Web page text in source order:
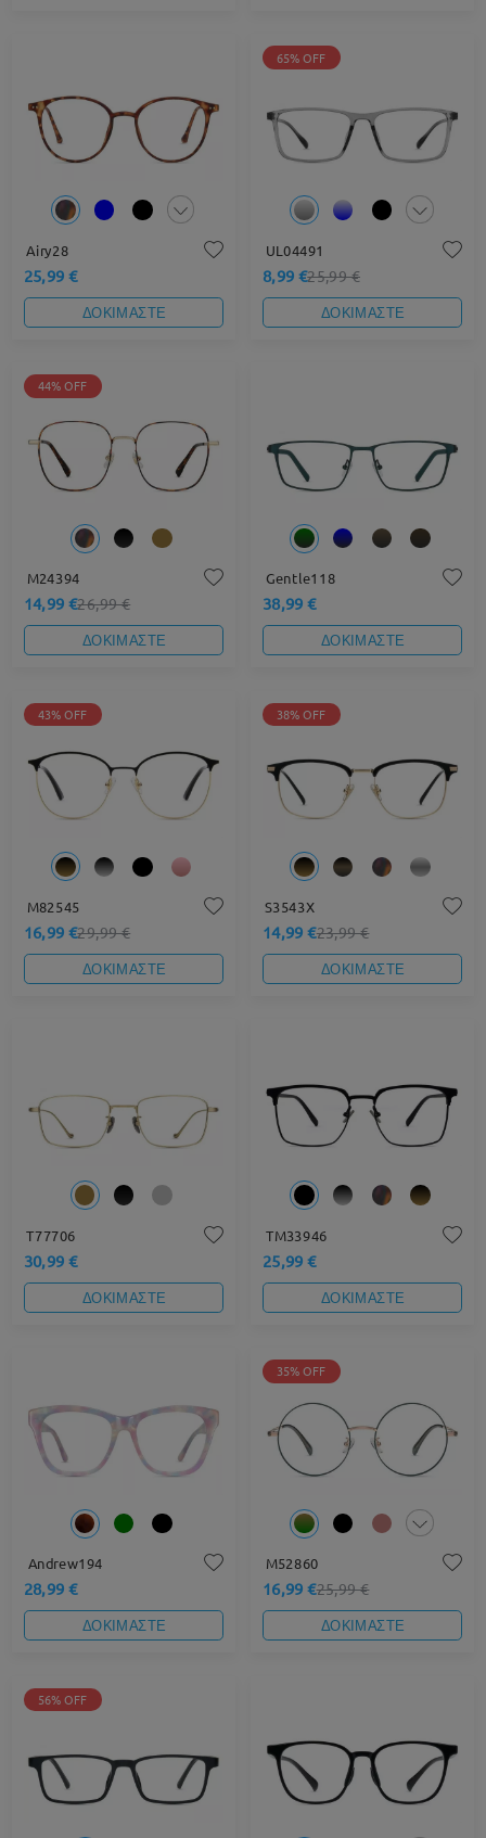
Airy28
25,99 €
ΔΟΚΙΜΑΣΤΕ
65% OFF
UL04491
8,99 €25,99 €
ΔΟΚΙΜΑΣΤΕ
44% OFF
M24394
14,99 €26,99 €
ΔΟΚΙΜΑΣΤΕ
Gentle118
38,99 €
ΔΟΚΙΜΑΣΤΕ
43% OFF
M82545
16,99 €29,99 €
ΔΟΚΙΜΑΣΤΕ
38% OFF
S3543X
14,99 €23,99 €
ΔΟΚΙΜΑΣΤΕ
T77706
30,99 €
ΔΟΚΙΜΑΣΤΕ
TM33946
25,99 €
ΔΟΚΙΜΑΣΤΕ
Andrew194
28,99 €
ΔΟΚΙΜΑΣΤΕ
35% OFF
M52860
16,99 €25,99 €
ΔΟΚΙΜΑΣΤΕ
56% OFF